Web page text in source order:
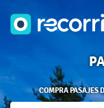
COMPRA PASAJES